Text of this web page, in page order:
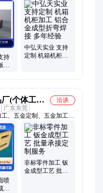
持
金
中弘天实业 支持
定制 机箱机柜加
(个体工商
洽谈
广东东莞
、五金定制、五金加工、
代工服务、数控加工、金
定制、折弯加工、工业零
定制加工、激光切割、工
、非标定制钣金
喷
型
非标零件加工 钣
金成型工艺 批量